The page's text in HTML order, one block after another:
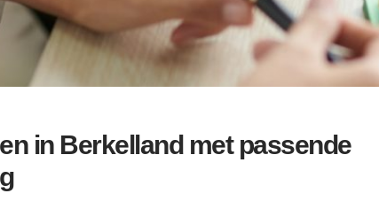
in Berkelland met passende